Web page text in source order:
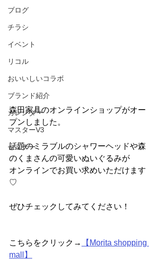
ブログ
チラシ
イベント
リコル
おいいしいコラボ
ブランド紹介
カレンダー
マスターV3
セミナー
森田家具のオンラインショップがオー
プンしました。
話題のミラブルのシャワーヘッドや森
のくまさんの可愛いぬいぐるみが
オンラインでお買い求めいただけます
♡
ぜひチェックしてみてください！
こちらをクリック→
【Morita shopping
mall】